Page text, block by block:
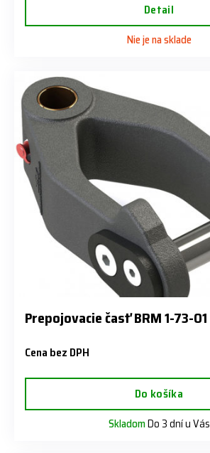
Detail
Nie je na sklade
Prepojovacie časť BRM 1-73-01
Cena bez DPH
Do košíka
SkladomDo 3 dní u Vás